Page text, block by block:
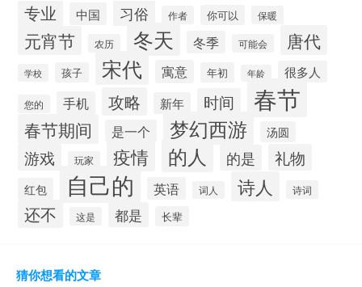
专业 中国 习俗 作者 你可以 保暖
元宵节 农历 冬天 冬季 可能会 唐代
学校 孩子 宋代 寓意 年初 年龄 很多人
您的 手机 攻略 新年 时间 春节
春节期间 是一个 梦幻西游 汤圆
游戏 玩家 疫情 的人 的是 礼物
红包 自己的 英语 词人 诗人 诗词
还不 这是 都是 长辈
猜你想看的文章